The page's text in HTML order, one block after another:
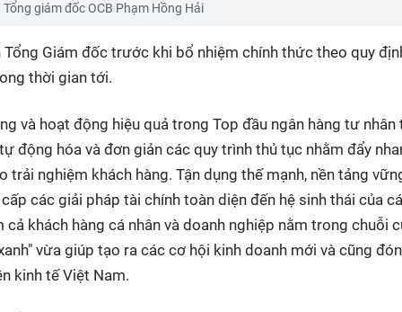
Tổng giám đốc OCB Phạm Hồng Hải
Giám đốc trước khi bổ nhiệm chính thức theo quy
thời gian tới.
và hoạt động hiệu quả trong Top đầu ngân hàng tư nhân
động hóa và đơn giản các quy trình thủ tục nhằm đẩy
trải nghiệm khách hàng. Tận dụng thế mạnh, nền tảng
các giải pháp tài chính toàn diện đến hệ sinh thái của
khách hàng cá nhân và doanh nghiệp nằm trong chuỗi
vừa giúp tạo ra các cơ hội kinh doanh mới và cũng
kinh tế Việt Nam.